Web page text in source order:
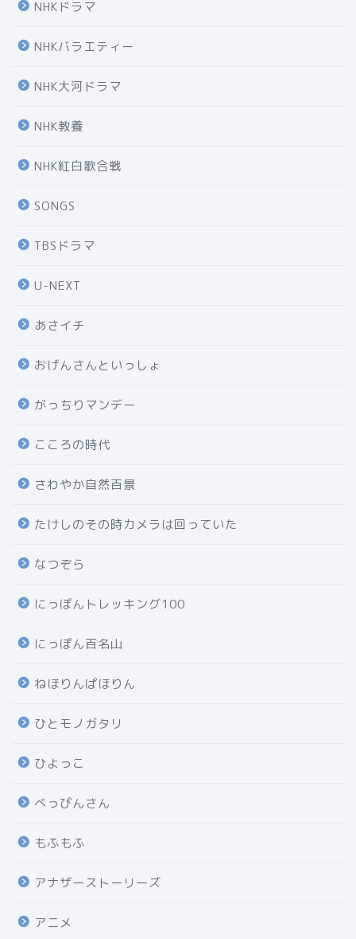
NHKドラマ
NHKバラエティー
NHK大河ドラマ
NHK教養
NHK紅白歌合戦
SONGS
TBSドラマ
U-NEXT
あさイチ
おげんさんといっしょ
がっちりマンデー
こころの時代
さわやか自然百景
たけしのその時カメラは回っていた
なつぞら
にっぽんトレッキング100
にっぽん百名山
ねほりんぱほりん
ひとモノガタリ
ひよっこ
べっぴんさん
もふもふ
アナザーストーリーズ
アニメ